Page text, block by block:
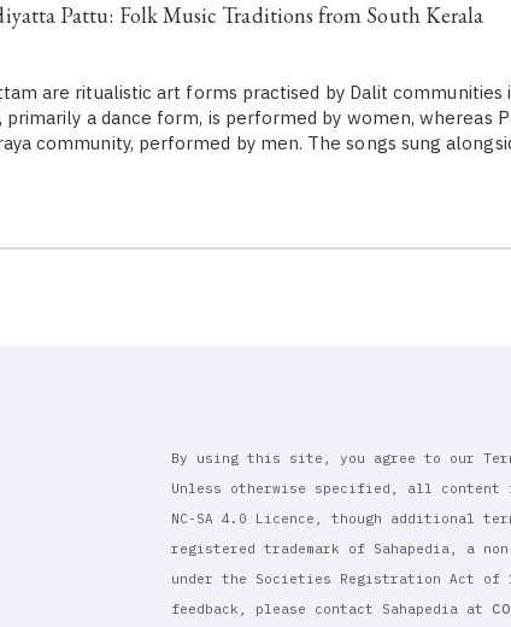
Pattu: Folk Music Traditions from South Kerala
are ritualistic art forms practised by Dalit communities
primarily a dance form, is performed by women, whereas
community, performed by men. The songs sung
By using this site, you agree to our
Unless otherwise specified, all content
NC-SA 4.0 Licence, though additional
registered trademark of Sahapedia, a
under the Societies Registration Act of
feedback, please contact Sahapedia at